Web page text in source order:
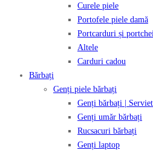
Curele piele
Portofele piele damă
Portcarduri și portchei
Altele
Carduri cadou
Bărbați
Genți piele bărbați
Genți bărbați |
Genți umăr bărbați
Rucsacuri bărbați
Genți laptop